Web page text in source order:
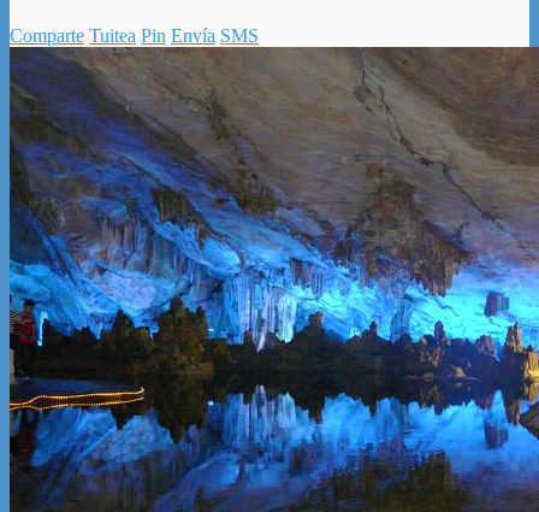
Comparte Tuitea Pin Envía SMS